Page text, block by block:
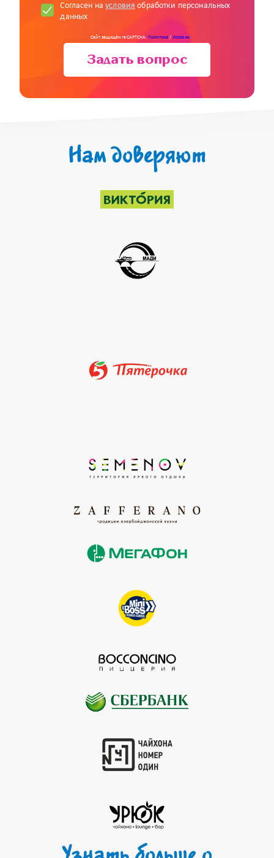
Согласен наусловия обработки персональных
данных
Сайт защищён reCAPTCHA.Политика/Условия
Задать вопрос
Нам доверяют